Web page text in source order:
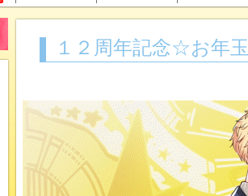
１２周年記念☆お年玉